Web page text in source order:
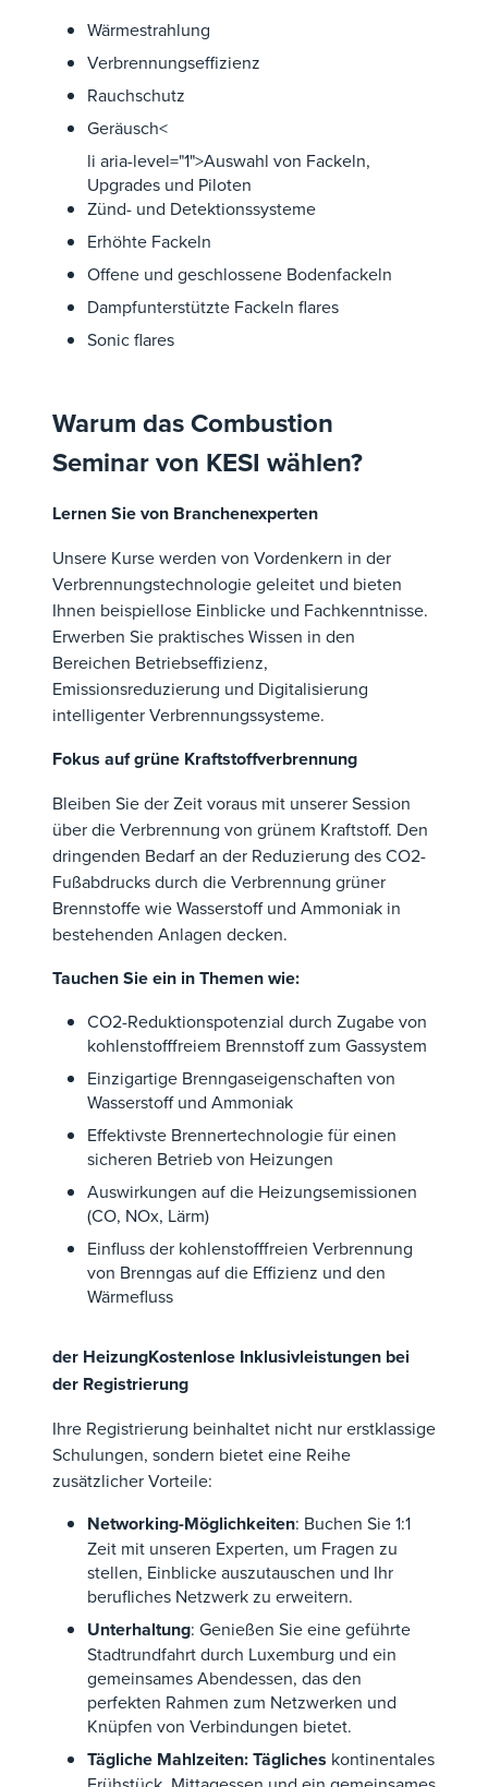
Wärmestrahlung
Verbrennungseffizienz
Rauchschutz
Geräusch<
li aria-level="1">Auswahl von Fackeln,
Upgrades und Piloten
Zünd- und Detektionssysteme
Erhöhte Fackeln
Offene und geschlossene Bodenfackeln
Dampfunterstützte Fackeln flares
Sonic flares
Warum das Combustion
Seminar von KESI wählen?
Lernen Sie von Branchenexperten
Unsere Kurse werden von Vordenkern in der
Verbrennungstechnologie geleitet und bieten
Ihnen beispiellose Einblicke und Fachkenntnisse.
Erwerben Sie praktisches Wissen in den
Bereichen Betriebseffizienz,
Emissionsreduzierung und Digitalisierung
intelligenter Verbrennungssysteme.
Fokus auf grüne Kraftstoffverbrennung
Bleiben Sie der Zeit voraus mit unserer Session
über die Verbrennung von grünem Kraftstoff. Den
dringenden Bedarf an der Reduzierung des CO2-
Fußabdrucks durch die Verbrennung grüner
Brennstoffe wie Wasserstoff und Ammoniak in
bestehenden Anlagen decken.
Tauchen Sie ein in Themen wie:
CO2-Reduktionspotenzial durch Zugabe von
kohlenstofffreiem Brennstoff zum Gassystem
Einzigartige Brenngaseigenschaften von
Wasserstoff und Ammoniak
Effektivste Brennertechnologie für einen
sicheren Betrieb von Heizungen
Auswirkungen auf die Heizungsemissionen
(CO, NOx, Lärm)
Einfluss der kohlenstofffreien Verbrennung
von Brenngas auf die Effizienz und den
Wärmefluss
der HeizungKostenlose Inklusivleistungen bei
der Registrierung
Ihre Registrierung beinhaltet nicht nur erstklassige
Schulungen, sondern bietet eine Reihe
zusätzlicher Vorteile:
Networking-Möglichkeiten: Buchen Sie 1:1
Zeit mit unseren Experten, um Fragen zu
stellen, Einblicke auszutauschen und Ihr
berufliches Netzwerk zu erweitern.
Unterhaltung: Genießen Sie eine geführte
Stadtrundfahrt durch Luxemburg und ein
gemeinsames Abendessen, das den
perfekten Rahmen zum Netzwerken und
Knüpfen von Verbindungen bietet.
Tägliche Mahlzeiten: Tägliches kontinentales